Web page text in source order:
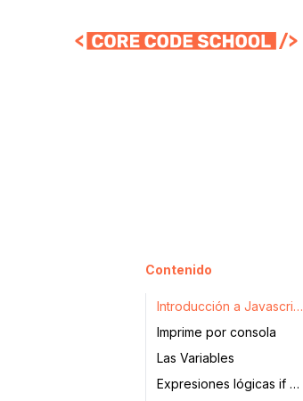
Contenido
Introducción a Javascript
Imprime por consola
Las Variables
Expresiones lógicas if & else